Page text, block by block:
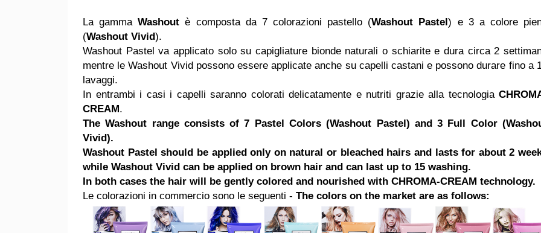
La gammaWashoutè composta da 7 colorazioni pastello (Washout Pastel) e 3 a colore
(Washout Vivid).
Washout Pastel va applicato solo su capigliature bionde naturali o schiarite e dura circa 2
mentre le Washout Vivid possono essere applicate anche su capelli castani e possono durare fino a
lavaggi.
In entrambi i casi i capelli saranno colorati delicatamente e nutriti grazie alla tecnologia
CREAM.
The Washout range consists of 7 Pastel Colors (Washout Pastel) and 3 Full Color
Vivid).
Washout Pastel should be applied only on natural or bleached hairs and lasts for about 2
while Washout Vivid can be applied on brown hair and can last up to 15 washing.
In both cases the hair will be gently colored and nourished with CHROMA-CREAM technology.
Le colorazioni in commercio sono le seguenti - The colors on the market are as follows: